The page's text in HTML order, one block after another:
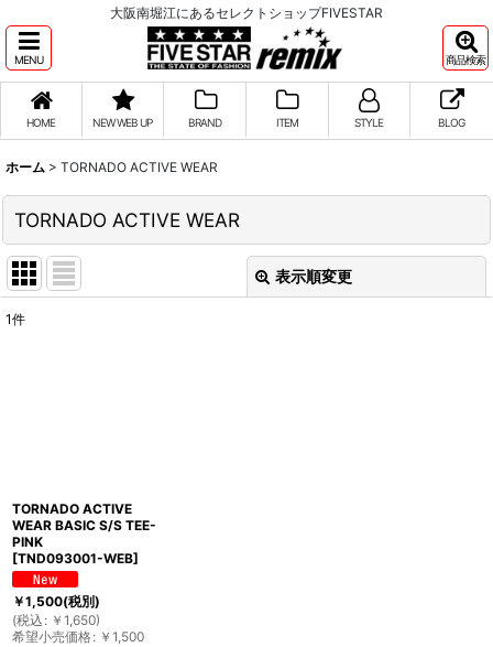
大阪南堀江にあるセレクトショップFIVESTAR
MENU 商品検索
HOME NEW WEB UP BRAND ITEM STYLE BLOG
ホーム > TORNADO ACTIVE WEAR
TORNADO ACTIVE WEAR
表示順変更
1件
TORNADO ACTIVE
WEAR BASIC S/S TEE-
PINK
[TND093001-WEB]
￥1,500(税別)
(税込 : ￥ 1,650)
希望小売価格: ￥ 1,500